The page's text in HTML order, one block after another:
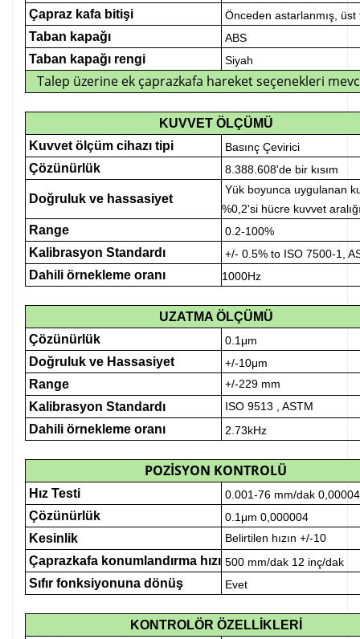
Çapraz kafa bitişi Önceden astarlanmış, üst
Taban kapağı ABS
Taban kapağı rengi Siyah
Talep üzerine ek çaprazkafa hareket seçenekleri
KUVVET ÖLÇÜMÜ
Kuvvet ölçüm cihazı tipi
Basınç Çevirici
Çözünürlük 8.388.608'de bir kısım
Doğruluk ve hassasiyet
Yük boyunca uygulanan
%0,2'si hücre kuvvet
Range 0.2-100%
Kalibrasyon Standardı +/- 0.5% to ISO 7500-1,
Dahili örnekleme oranı 1000Hz
UZATMA ÖLÇÜMÜ
Çözünürlük
0.1μm
Doğruluk ve Hassasiyet +/-10μm
Range +/-229 mm
Kalibrasyon Standardı ISO 9513 , ASTM
Dahili örnekleme oranı 2.73kHz
POZİSYON KONTROLÜ
Hız Testi 0.001-76 mm/dak
Çözünürlük 0.1μm 0,000004
Kesinlik Belirtilen hızın +/-10
Çaprazkafa konumlandırma hızı 500 mm/dak 12 inç/dak
Sıfır fonksiyonuna dönüş Evet
KONTROLÖR ÖZELLİKLERİ